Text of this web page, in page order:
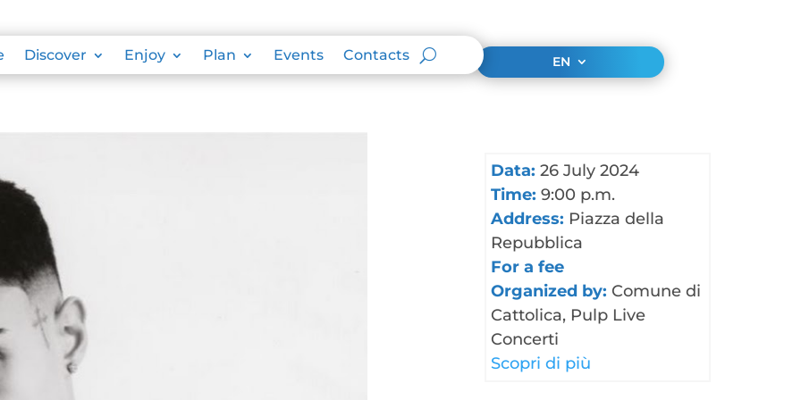
Discover Enjoy Plan Events Contacts EN
Data: 26 July 2024
Time: 9:00 p.m.
Address: Piazza della
Repubblica
For a fee
Organized by: Comune di
Cattolica, Pulp Live
Concerti
Scopri di più